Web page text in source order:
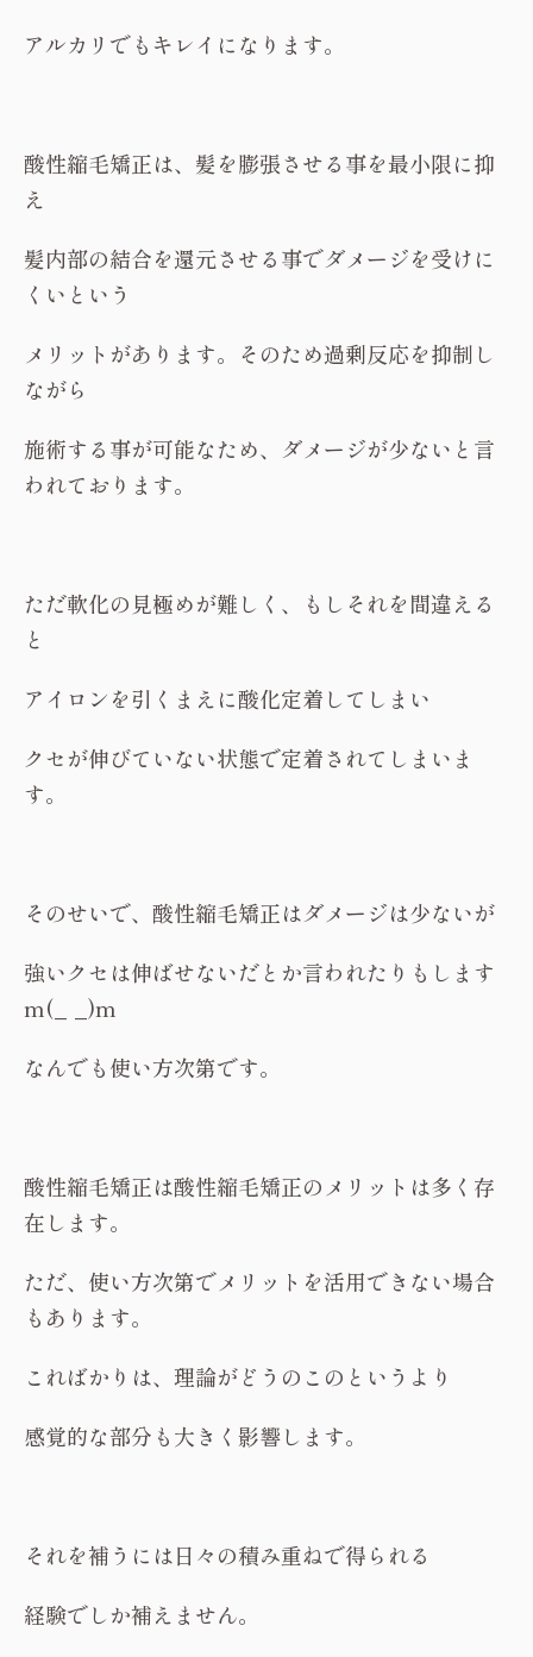
アルカリでもキレイになります。
酸性縮毛矯正は、髪を膨張させる事を最小限に抑
え
髪内部の結合を還元させる事でダメージを受けに
くいという
メリットがあります。そのため過剰反応を抑制し
ながら
施術する事が可能なため、ダメージが少ないと言
われております。
ただ軟化の見極めが難しく、もしそれを間違える
と
アイロンを引くまえに酸化定着してしまい
クセが伸びていない状態で定着されてしまいま
す。
そのせいで、酸性縮毛矯正はダメージは少ないが
強いクセは伸ばせないだとか言われたりもします
m(_ _)m
なんでも使い方次第です。
酸性縮毛矯正は酸性縮毛矯正のメリットは多く存
在します。
ただ、使い方次第でメリットを活用できない場合
もあります。
こればかりは、理論がどうのこのというより
感覚的な部分も大きく影響します。
それを補うには日々の積み重ねで得られる
経験でしか補えません。